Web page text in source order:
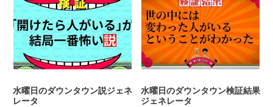
水曜日のダウンタウン説ジェネ
レータ
水曜日のダウンタウン検証結果
ジェネレータ